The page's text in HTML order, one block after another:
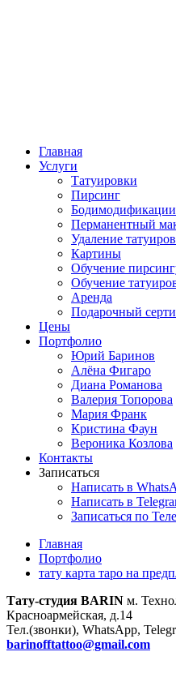
Главная
Услуги
Татуировки
Пирсинг
Бодимодификации
Перманентный
Удаление
Картины
Обучение
Обучение
Аренда
Подарочный
Цены
Портфолио
Юрий Баринов
Алёна Фигаро
Диана Романова
Валерия Топорова
Мария Франк
Кристина Фаун
Вероника Козлова
Контакты
Записаться
Написать в
Написать в
Записаться по
Главная
Портфолио
тату карта таро на
Тату-студия BARIN м.
Красноармейская, д.14
Тел.(звонки), WhatsApp,
barinofftattoo@gmail.com